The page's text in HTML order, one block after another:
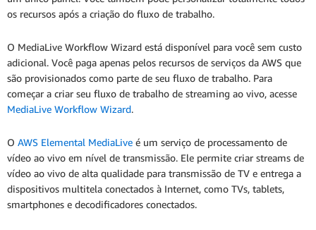
os recursos após a criação do fluxo de trabalho.
O MediaLive Workflow Wizard está disponível para você sem custo
adicional. Você paga apenas pelos recursos de serviços da AWS que
são provisionados como parte de seu fluxo de trabalho. Para
começar a criar seu fluxo de trabalho de streaming ao vivo, acesse
MediaLive Workflow Wizard.
O AWS Elemental MediaLive é um serviço de processamento de
vídeo ao vivo em nível de transmissão. Ele permite criar streams de
vídeo ao vivo de alta qualidade para transmissão de TV e entrega a
dispositivos multitela conectados à Internet, como TVs, tablets,
smartphones e decodificadores conectados.